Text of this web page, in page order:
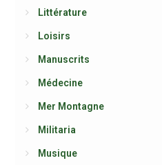
Littérature
Loisirs
Manuscrits
Médecine
Mer Montagne
Militaria
Musique